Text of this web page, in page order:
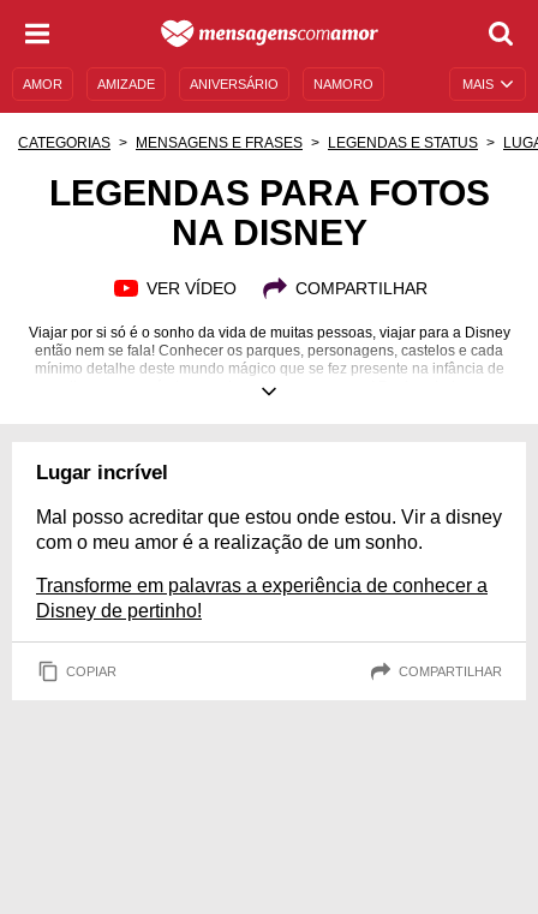
MAIS
AMOR AMIZADE ANIVERSÁRIO NAMORO
MENSAGENS DE ANIVERSÁRIO
CATEGORIAS MENSAGENS E FRASES LEGENDAS E STATUS
LEGENDAS PARA FOTOS
NA DISNEY
VER VÍDEO COMPARTILHAR
Viajar por si só é o sonho da vida de muitas pessoas, viajar para a Disney
então nem se fala! Conhecer os parques, personagens, castelos e cada
mínimo detalhe deste mundo mágico que se fez presente na infância de
muitas pessoas é algo que te marca para sempre! Por isso todos os
para fotos na Disney e compartilhe com todos a experiência única de
Lugar incrível
Mal posso acreditar que estou onde estou. Vir a disney
com o meu amor é a realização de um sonho.
Transforme em palavras a experiência de conhecer a
Disney de pertinho!
COPIAR COMPARTILHAR